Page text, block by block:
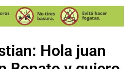
Hola juan